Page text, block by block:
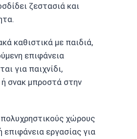
ζεστασιά και
καθιστικά με παιδιά,
επιφάνεια
για παιχνίδι,
ή σνακ μπροστά στην
χώρους
εργασίας για